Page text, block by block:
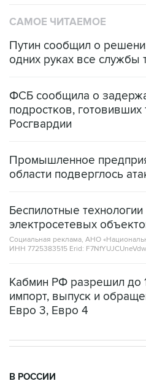
САМОЕ ЧИТАЕМОЕ
Путин сообщил о
одних руках все
ФСБ сообщила о
подростков, готовивших
Росгвардии
Промышленное
области подверглось
Беспилотные
электросетевых
Социальная реклама, АНО
ИНН 7725383515 Erid:
Кабмин РФ разрешил до
импорт, выпуск и
Евро 3, Евро 4
В РОССИИ